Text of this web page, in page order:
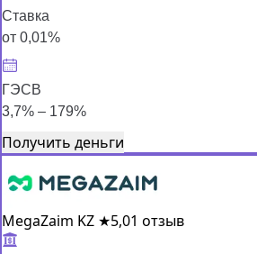
Ставка
от 0,01%
ГЭСВ
3,7% – 179%
Получить деньги
MegaZaim KZ ★5,01 отзыв